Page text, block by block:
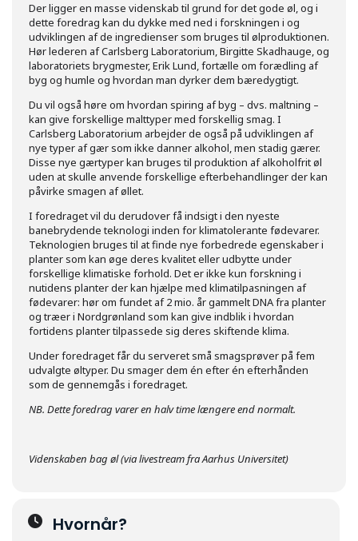
Der ligger en masse videnskab til grund for det gode øl, og i
dette foredrag kan du dykke med ned i forskningen i og
udviklingen af de ingredienser som bruges til ølproduktionen.
Hør lederen af Carlsberg Laboratorium, Birgitte Skadhauge, og
laboratoriets brygmester, Erik Lund, fortælle om forædling af
byg og humle og hvordan man dyrker dem bæredygtigt.
Du vil også høre om hvordan spiring af byg – dvs. maltning –
kan give forskellige malttyper med forskellig smag. I
Carlsberg Laboratorium arbejder de også på udviklingen af
nye typer af gær som ikke danner alkohol, men stadig gærer.
Disse nye gærtyper kan bruges til produktion af alkoholfrit øl
uden at skulle anvende forskellige efterbehandlinger der kan
påvirke smagen af øllet.
I foredraget vil du derudover få indsigt i den nyeste
banebrydende teknologi inden for klimatolerante fødevarer.
Teknologien bruges til at finde nye forbedrede egenskaber i
planter som kan øge deres kvalitet eller udbytte under
forskellige klimatiske forhold. Det er ikke kun forskning i
nutidens planter der kan hjælpe med klimatilpasningen af
fødevarer: hør om fundet af 2 mio. år gammelt DNA fra planter
og træer i Nordgrønland som kan give indblik i hvordan
fortidens planter tilpassede sig deres skiftende klima.
Under foredraget får du serveret små smagsprøver på fem
udvalgte øltyper. Du smager dem én efter én efterhånden
som de gennemgås i foredraget.
NB. Dette foredrag varer en halv time længere end normalt.
Videnskaben bag øl (via livestream fra Aarhus Universitet)
Hvornår?